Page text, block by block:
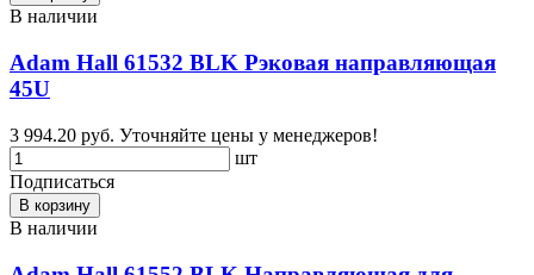
В наличии
Adam Hall 61532 BLK Рэковая направляющая
45U
3 994.20 руб. Уточняйте цены у менеджеров!
шт
Подписаться
В корзину
В наличии